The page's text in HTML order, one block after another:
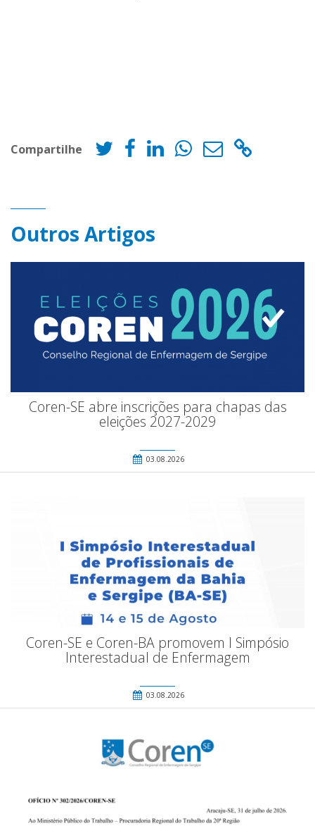
Compartilhe
Outros Artigos
Coren-SE abre inscrições para chapas das
eleições 2027-2029
03.08.2026
Coren-SE e Coren-BA promovem I Simpósio
Interestadual de Enfermagem
03.08.2026